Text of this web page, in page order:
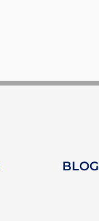
BLOG